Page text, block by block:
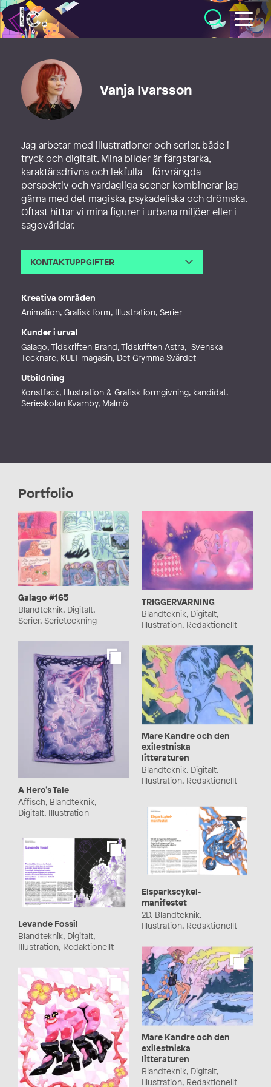
Illustratörcentrum
Vanja Ivarsson
Jag arbetar med illustrationer och serier, både i
tryck och digitalt. Mina bilder är färgstarka,
karaktärsdrivna och lekfulla – förvrängda
perspektiv och vardagliga scener kombinerar jag
gärna med det magiska, psykadeliska och drömska.
Oftast hittar vi mina figurer i urbana miljöer eller i
sagovärldar.
KONTAKTUPPGIFTER
Kreativa områden
Animation, Grafisk form, Illustration, Serier
Kunder i urval
Galago, Tidskriften Brand, Tidskriften Astra, Svenska
Tecknare, KULT magasin, Det Grymma Svärdet
Utbildning
Konstfack, Illustration & Grafisk formgivning, kandidat.
Serieskolan Kvarnby, Malmö
Portfolio
Galago #165
Blandteknik, Digitalt,
Serier, Serieteckning
TRIGGERVARNING
Blandteknik, Digitalt,
Illustration, Redaktionellt
A Hero’s Tale
Affisch, Blandteknik,
Digitalt, Illustration
Mare Kandre och den
exilestniska
litteraturen
Blandteknik, Digitalt,
Illustration, Redaktionellt
Elsparkscykel-
manifestet
2D, Blandteknik,
Illustration, Redaktionellt
Levande Fossil
Blandteknik, Digitalt,
Illustration, Redaktionellt
Mare Kandre och den
exilestniska
litteraturen
Blandteknik, Digitalt,
Illustration, Redaktionellt